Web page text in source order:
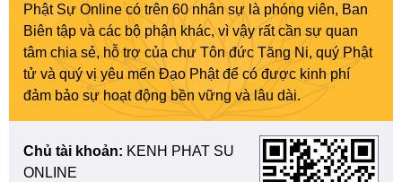
Phật Sự Online có trên 60 nhân sự là phóng viên, Ban
Biên tập và các bộ phận khác, vì vậy rất cần sự quan
tâm chia sẻ, hỗ trợ của chư Tôn đức Tăng Ni, quý Phật
tử và quý vị yêu mến Đạo Phật để có được kinh phí
đảm bảo sự hoạt động bền vững và lâu dài.
Chủ tài khoản: KENH PHAT SU
ONLINE